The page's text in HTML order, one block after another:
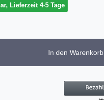
Lieferzeit 4-5 Tage
In den Warenkorb